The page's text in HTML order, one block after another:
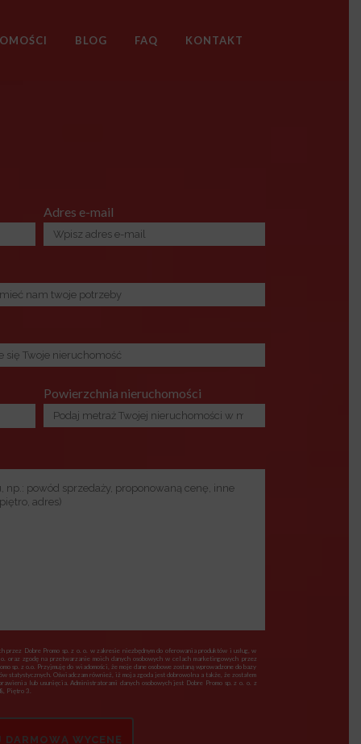
BLOG FAQ KONTAKT
Adres e-mail
Powierzchnia nieruchomości
przez Dobre Promo sp. z o. o. w zakresie niezbędnym do oferowania produktów i usług, w
oraz zgodę na przetwarzanie moich danych osobowych w celach marketingowych przez
sp. z o.o. Przyjmuję do wiadomości, że moje dane osobowe zostaną wprowadzone do bazy
statystycznych. Oświadczam również, iż moja zgoda jest dobrowolna a także, że zostałem
lub usunięcia. Administratorami danych osobowych jest Dobre Promo sp. z o. o. z
Piętro 3.